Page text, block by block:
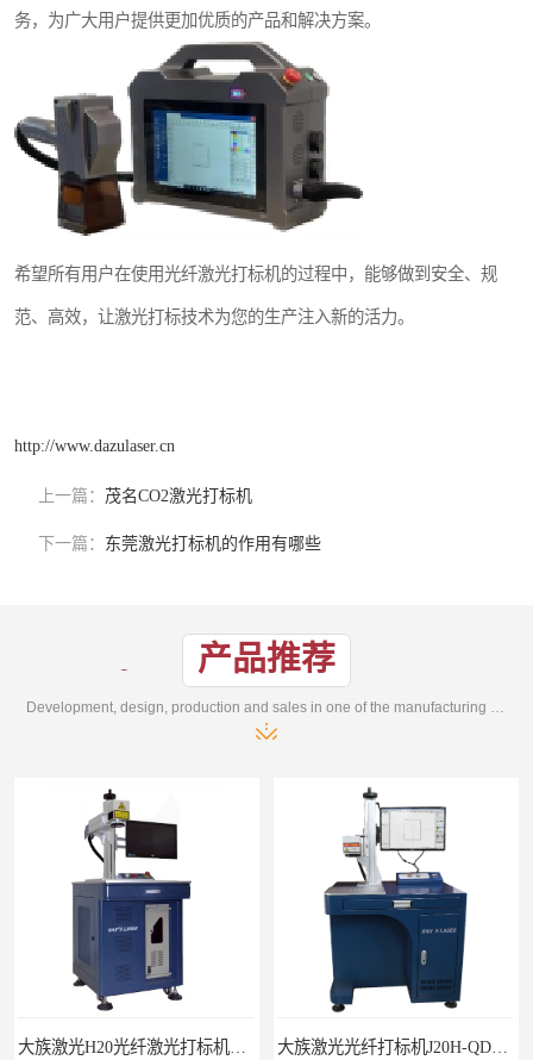
务，为广大用户提供更加优质的产品和解决方案。
希望所有用户在使用光纤激光打标机的过程中，能够做到安全、规
范、高效，让激光打标技术为您的生产注入新的活力。
http://www.dazulaser.cn
上一篇： 茂名CO2激光打标机
下一篇： 东莞激光打标机的作用有哪些
产品推荐
Development, design, production and sales in one of the manufacturing enterprises
大族激光H20光纤激光打标机价格 大族激光光纤打标机J20H-QD光纤激光打标机